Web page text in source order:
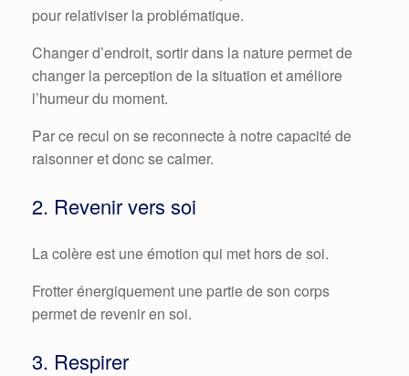
pour relativiser la problématique.
Changer d’endroit, sortir dans la nature permet de
changer la perception de la situation et améliore
l’humeur du moment.
Par ce recul on se reconnecte à notre capacité de
raisonner et donc se calmer.
2. Revenir vers soi
La colère est une émotion qui met hors de soi.
Frotter énergiquement une partie de son corps
permet de revenir en soi.
3. Respirer